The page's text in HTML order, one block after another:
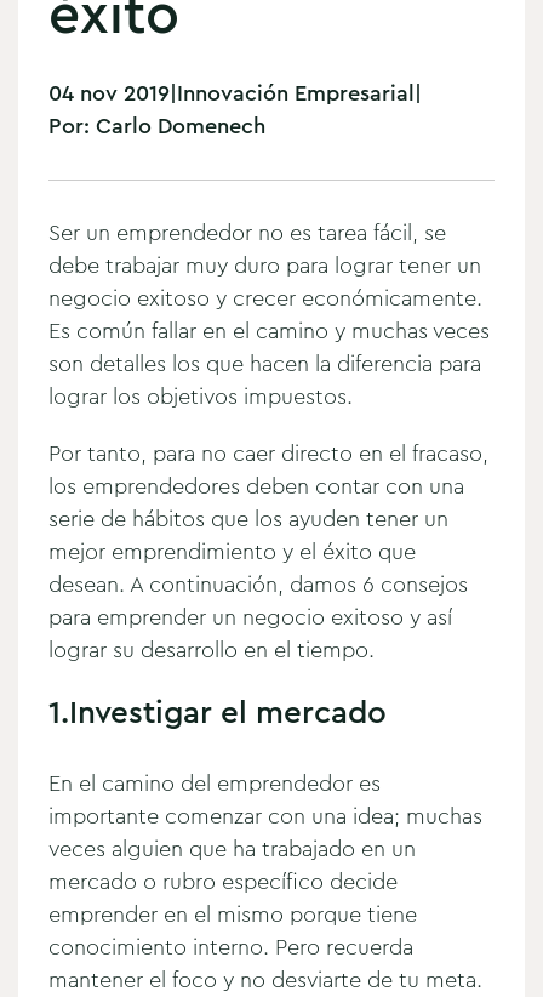
04 nov 2019|Innovación Empresarial|
Por: Carlo Domenech
Ser un emprendedor no es tarea fácil, se
debe trabajar muy duro para lograr tener un
negocio exitoso y crecer económicamente.
Es común fallar en el camino y muchas veces
son detalles los que hacen la diferencia para
lograr los objetivos impuestos.
Por tanto, para no caer directo en el fracaso,
los emprendedores deben contar con una
serie de hábitos que los ayuden tener un
mejor emprendimiento y el éxito que
desean. A continuación, damos 6 consejos
para emprender un negocio exitoso y así
lograr su desarrollo en el tiempo.
1.Investigar el mercado
En el camino del emprendedor es
importante comenzar con una idea; muchas
veces alguien que ha trabajado en un
mercado o rubro específico decide
emprender en el mismo porque tiene
conocimiento interno. Pero recuerda
mantener el foco y no desviarte de tu meta.